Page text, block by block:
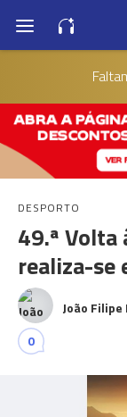
DESPORTO
49.ª
realiza-se
João
0